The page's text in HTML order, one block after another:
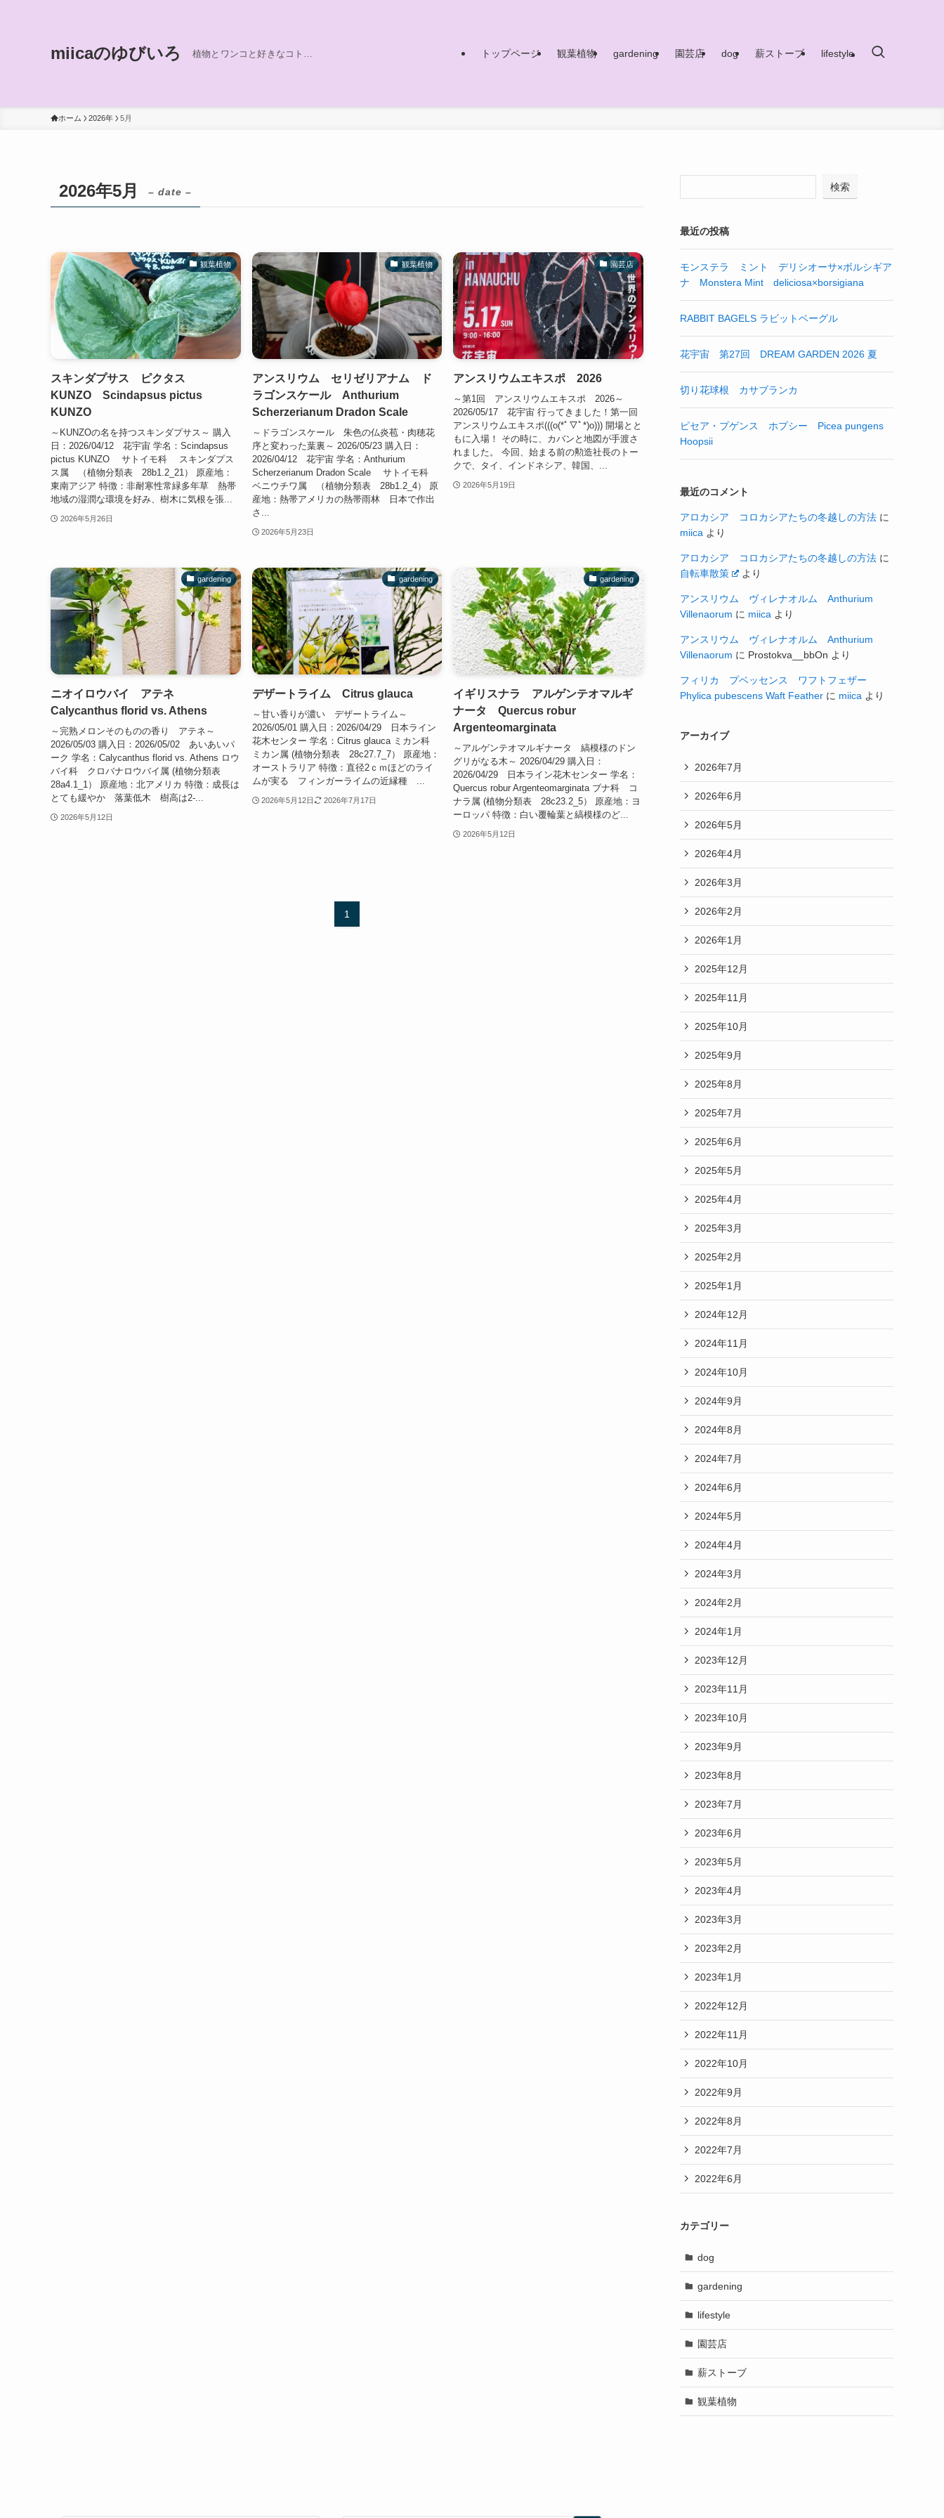
miicaのゆびいろ 植物とワンコと好きなコト… トップページ 観葉植物 gardening 園芸店 dog 薪ストーブ lifestyle
ホーム 2026年 5月
2026年5月 – date –
観葉植物
スキンダプサス ピクタス
KUNZO Scindapsus pictus
KUNZO
～KUNZOの名を持つスキンダプサス～ 購入
日：2026/04/12 花宇宙 学名：Scindapsus
pictus KUNZO サトイモ科 スキンダプス
ス属 （植物分類表 28b1.2_21） 原産地：
東南アジア 特徴：非耐寒性常緑多年草 熱帯
地域の湿潤な環境を好み、樹木に気根を張...
2026年5月26日
観葉植物
アンスリウム セリゼリアナム ド
ラゴンスケール Anthurium
Scherzerianum Dradon Scale
～ドラゴンスケール 朱色の仏炎苞・肉穂花
序と変わった葉裏～ 2026/05/23 購入日：
2026/04/12 花宇宙 学名：Anthurium
Scherzerianum Dradon Scale サトイモ科
ベニウチワ属 （植物分類表 28b1.2_4） 原
産地：熱帯アメリカの熱帯雨林 日本で作出
さ...
2026年5月23日
園芸店
アンスリウムエキスポ 2026
～第1回 アンスリウムエキスポ 2026～
2026/05/17 花宇宙 行ってきました！第一回
アンスリウムエキスポ(((o(*ﾟ▽ﾟ*)o))) 開場とと
もに入場！ その時に、カバンと地図が手渡さ
れました。 今回、始まる前の勲造社長のトー
クで、タイ、インドネシア、韓国、...
2026年5月19日
gardening
ニオイロウバイ アテネ
Calycanthus florid vs. Athens
～完熟メロンそのものの香り アテネ～
2026/05/03 購入日：2026/05/02 あいあいパ
ーク 学名：Calycanthus florid vs. Athens ロウ
バイ科 クロバナロウバイ属 (植物分類表
28a4.1_1） 原産地：北アメリカ 特徴：成長は
とても緩やか 落葉低木 樹高は2-...
2026年5月12日
gardening
デザートライム Citrus glauca
～甘い香りが濃い デザートライム～
2026/05/01 購入日：2026/04/29 日本ライン
花木センター 学名：Citrus glauca ミカン科
ミカン属 (植物分類表 28c27.7_7） 原産地：
オーストラリア 特徴：直径2ｃｍほどのライ
ムが実る フィンガーライムの近縁種 ...
2026年5月12日 2026年7月17日
gardening
イギリスナラ アルゲンテオマルギ
ナータ Quercus robur
Argenteomarginata
～アルゲンテオマルギナータ 縞模様のドン
グリがなる木～ 2026/04/29 購入日：
2026/04/29 日本ライン花木センター 学名：
Quercus robur Argenteomarginata ブナ科 コ
ナラ属 (植物分類表 28c23.2_5） 原産地：ヨ
ーロッパ 特徴：白い覆輪葉と縞模様のど...
2026年5月12日
1
検索
最近の投稿
モンステラ ミント デリシオーサ×ボルシギア
ナ Monstera Mint deliciosa×borsigiana
RABBIT BAGELS ラビットベーグル
花宇宙 第27回 DREAM GARDEN 2026 夏
切り花球根 カサブランカ
ピセア・プゲンス ホプシー Picea pungens
Hoopsii
最近のコメント
アロカシア コロカシアたちの冬越しの方法 に
miica より
アロカシア コロカシアたちの冬越しの方法 に
自転車散策
より
アンスリウム ヴィレナオルム Anthurium
Villenaorum に miica より
アンスリウム ヴィレナオルム Anthurium
Villenaorum に Prostokva__bbOn より
フィリカ プベッセンス ワフトフェザー
Phylica pubescens Waft Feather に miica より
アーカイブ
2026年7月
2026年6月
2026年5月
2026年4月
2026年3月
2026年2月
2026年1月
2025年12月
2025年11月
2025年10月
2025年9月
2025年8月
2025年7月
2025年6月
2025年5月
2025年4月
2025年3月
2025年2月
2025年1月
2024年12月
2024年11月
2024年10月
2024年9月
2024年8月
2024年7月
2024年6月
2024年5月
2024年4月
2024年3月
2024年2月
2024年1月
2023年12月
2023年11月
2023年10月
2023年9月
2023年8月
2023年7月
2023年6月
2023年5月
2023年4月
2023年3月
2023年2月
2023年1月
2022年12月
2022年11月
2022年10月
2022年9月
2022年8月
2022年7月
2022年6月
カテゴリー
dog
gardening
lifestyle
園芸店
薪ストーブ
観葉植物